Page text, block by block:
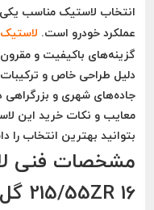
انتخاب لاستیک مناسب
عملکرد خودرو است. لاستیک
گزینه‌های باکیفیت و
دلیل طراحی خاص و
جاده‌های شهری و بزرگراهی
معایب و نکات خرید این
بتوانید بهترین انتخاب را
مشخصات فنی
215/55ZR 16 گل KC2000